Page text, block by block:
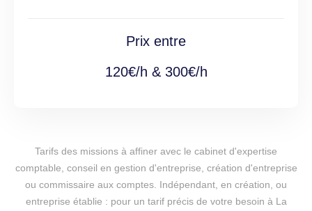
Prix entre
120€/h & 300€/h
Tarifs des missions à affiner avec le cabinet d'expertise
comptable, conseil en gestion d'entreprise, création d'entreprise
ou commissaire aux comptes. Indépendant, en création, ou
entreprise établie : pour un tarif précis de votre besoin à La